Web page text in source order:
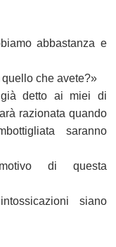
abbastanza e
che avete?»
detto ai miei di
razionata quando
saranno
di questa
siano